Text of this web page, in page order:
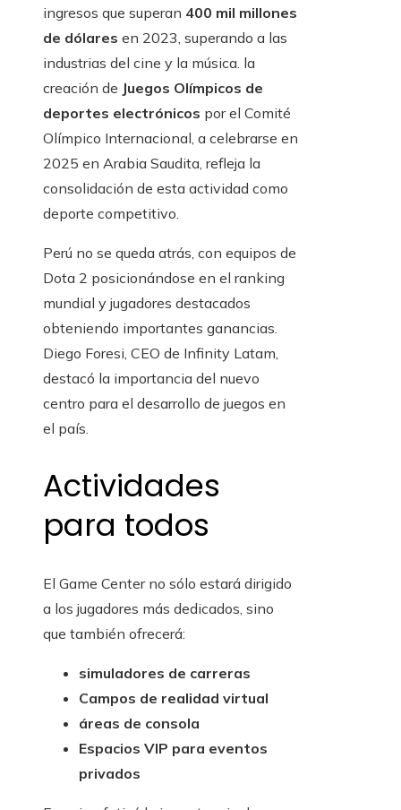
ingresos que superan 400 mil millones
de dólares en 2023, superando a las
industrias del cine y la música. la
creación de Juegos Olímpicos de
deportes electrónicos por el Comité
Olímpico Internacional, a celebrarse en
2025 en Arabia Saudita, refleja la
consolidación de esta actividad como
deporte competitivo.
Perú no se queda atrás, con equipos de
Dota 2 posicionándose en el ranking
mundial y jugadores destacados
obteniendo importantes ganancias.
Diego Foresi, CEO de Infinity Latam,
destacó la importancia del nuevo
centro para el desarrollo de juegos en
el país.
Actividades
para todos
El Game Center no sólo estará dirigido
a los jugadores más dedicados, sino
que también ofrecerá:
simuladores de carreras
Campos de realidad virtual
áreas de consola
Espacios VIP para eventos
privados